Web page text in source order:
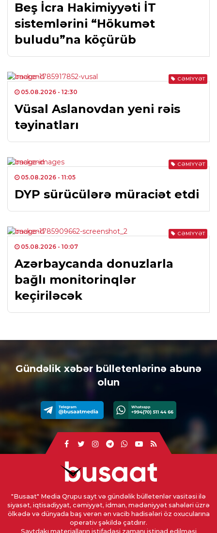
Beş İcra Hakimiyyəti İT
sistemlərini “Hökumət
buludu”na köçürüb
CƏMIYYƏT
05.08.2026 - 12:30
Vüsal Aslanovdan yeni rəis
təyinatları
CƏMIYYƏT
05.08.2026 - 11:05
DYP sürücülərə müraciət etdi
CƏMIYYƏT
05.08.2026 - 10:07
Azərbaycanda donuzlarla
bağlı monitorinqlər
keçiriləcək
Gündəlik xəbər bülletenlərinə abunə
olun
"Busaat" Media Qrupu sayt və gündəlik bülletenlər vasitəsi ilə
siyasət, iqtisadiyyat, cəmiyyət, idman, mədəniyyət sahələri üzrə
ölkədə və dünyada baş verən ən vacib hadisələri öz oxucularına
operativ şəkildə çatdırır.
Saytdakı materialların istifadəsi zamanı istinad edilməsi